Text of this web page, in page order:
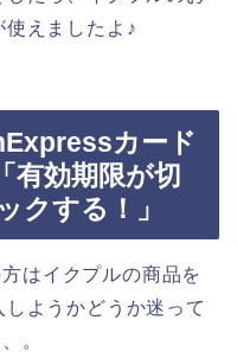
えましたよ♪
カード
有効期限が切
クする！」
はイクプルの商品を
ようかどうか迷って
。